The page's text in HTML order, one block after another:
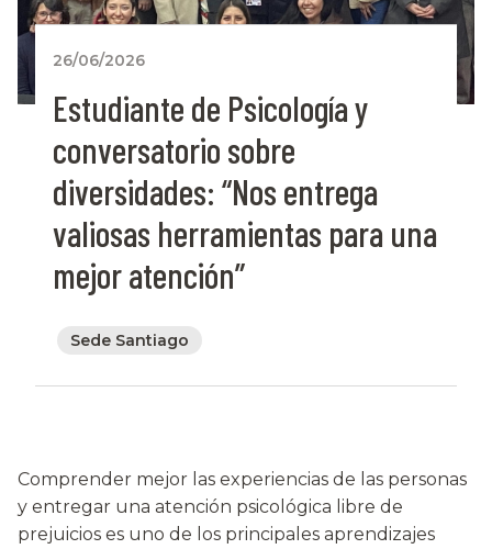
26/06/2026
Estudiante de Psicología y
conversatorio sobre
diversidades: “Nos entrega
valiosas herramientas para una
mejor atención”
Sede Santiago
Comprender mejor las experiencias de las personas
y entregar una atención psicológica libre de
prejuicios es uno de los principales aprendizajes